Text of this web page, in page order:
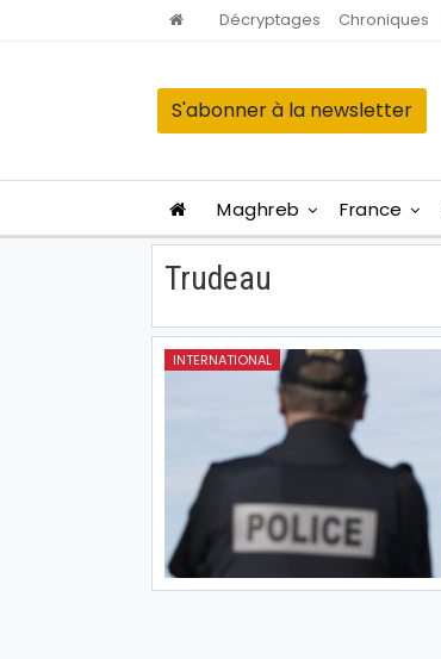
Décryptages Chroniques
S'abonner à la newsletter
Maghreb France
Trudeau
INTERNATIONAL